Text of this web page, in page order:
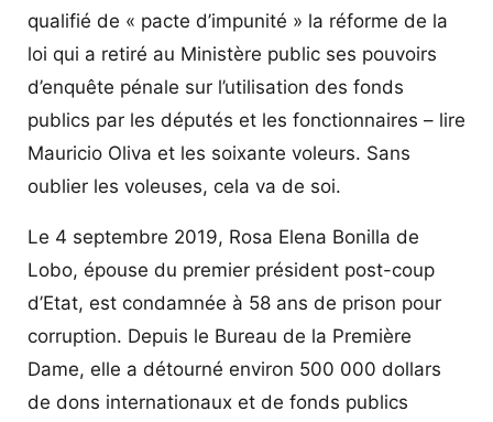
qualifié de « pacte d’impunité » la réforme de la
loi qui a retiré au Ministère public ses pouvoirs
d’enquête pénale sur l’utilisation des fonds
publics par les députés et les fonctionnaires – lire
Mauricio Oliva et les soixante voleurs. Sans
oublier les voleuses, cela va de soi.
Le 4 septembre 2019, Rosa Elena Bonilla de
Lobo, épouse du premier président post-coup
d’Etat, est condamnée à 58 ans de prison pour
corruption. Depuis le Bureau de la Première
Dame, elle a détourné environ 500 000 dollars
de dons internationaux et de fonds publics